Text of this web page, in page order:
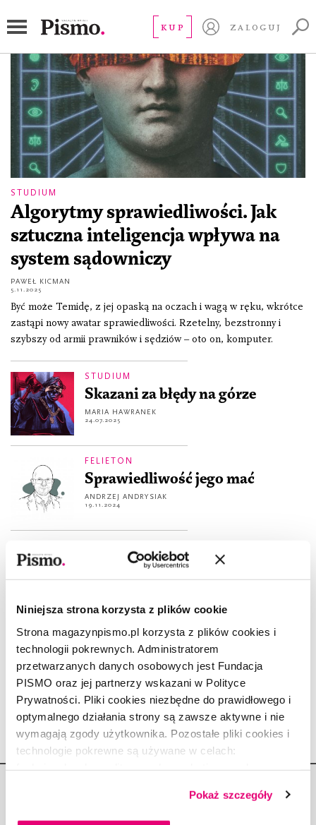
Niniejsza strona korzysta z plików cookie
Strona magazynpismo.pl korzysta z plików cookies i
technologii pokrewnych. Administratorem
przetwarzanych danych osobowych jest Fundacja
PISMO oraz jej partnerzy wskazani w Polityce
Prywatności. Pliki cookies niezbędne do prawidłowego i
optymalnego działania strony są zawsze aktywne i nie
wymagają zgody użytkownika. Pozostałe pliki cookies i
technologie pokrewne są używane w celach:
dobrowolną zgodę na pliki cookies i technologie
pokrewne, zgadzasz się na przechowywanie informacji
Pokaż szczegóły
KUP ZALOGUJ
STUDIUM
Algorytmy sprawiedliwości. Jak
sztuczna inteligencja wpływa na
system sądowniczy
PAWEŁ KICMAN
5.11.2025
Być może Temidę, z jej opaską na oczach i wagą w ręku, wkrótce
zastąpi nowy awatar sprawiedliwości. Rzetelny, bezstronny i
szybszy od armii prawników i sędziów – oto on, komputer.
STUDIUM
Skazani za błędy na górze
MARIA HAWRANEK
24.07.2025
FELIETON
Sprawiedliwość jego mać
ANDRZEJ ANDRYSIAK
19.11.2024
Byliśmy w błędzie? Nie, byliśmy
głupi
17.09.2024
REPORTAŻ
Wayuu. Jak lokalni mediatorzy
rozwiązują konflikty w Kolumbii
BEATA SZADY
1.11.2022